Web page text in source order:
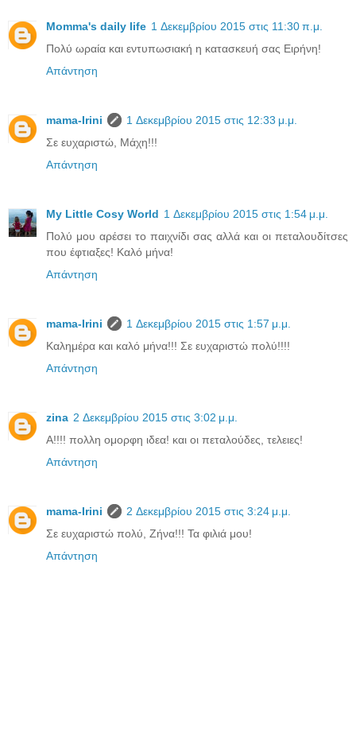
Momma's daily life 1 Δεκεμβρίου 2015 στις 11:30 π.μ.
Πολύ ωραία και εντυπωσιακή η κατασκευή σας Ειρήνη!
Απάντηση
mama-Irini
1 Δεκεμβρίου 2015 στις 12:33 μ.μ.
Σε ευχαριστώ, Μάχη!!!
Απάντηση
My Little Cosy World 1 Δεκεμβρίου 2015 στις 1:54 μ.μ.
Πολύ μου αρέσει το παιχνίδι σας αλλά και οι πεταλουδίτσες
που έφτιαξες! Καλό μήνα!
Απάντηση
mama-Irini
1 Δεκεμβρίου 2015 στις 1:57 μ.μ.
Καλημέρα και καλό μήνα!!! Σε ευχαριστώ πολύ!!!!
Απάντηση
zina 2 Δεκεμβρίου 2015 στις 3:02 μ.μ.
Α!!!! πολλη ομορφη ιδεα! και οι πεταλούδες, τελειες!
Απάντηση
mama-Irini
2 Δεκεμβρίου 2015 στις 3:24 μ.μ.
Σε ευχαριστώ πολύ, Ζήνα!!! Τα φιλιά μου!
Απάντηση